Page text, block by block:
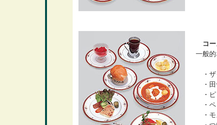
コー
一般
・ザ
・田
・ピ
・ペ
・モ